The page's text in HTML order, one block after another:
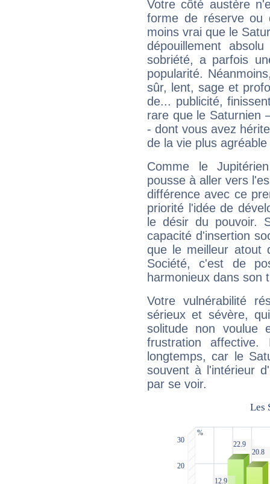
Votre côté austère
forme de réserve
moins vrai que le
dépouillement
sobriété, a parfois
popularité.
sûr, lent, sage et
de... publicité,
rare que le Saturnien
- dont vous avez
de la vie plus
Comme le
pousse à aller vers
différence avec ce
priorité l'idée de
le désir du pouvoir.
capacité d'insertion
que le meilleur atout
Société, c'est de
harmonieux dans son
Votre vulnérabilité
sérieux et sévère,
solitude non voulue
frustration
longtemps, car le
souvent à l'intérieur
par se voir.